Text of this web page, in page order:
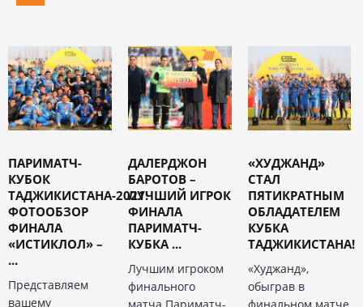
ПАРИМАТЧ-
КУБОК
ТАДЖИКИСТАНА-2021:
ФОТООБЗОР
ФИНАЛА
«ИСТИКЛОЛ» –
...
Представляем
вашему
ДАЛЕРДЖОН
БАРОТОВ –
ЛУЧШИЙ ИГРОК
ФИНАЛА
ПАРИМАТЧ-
КУБКА ...
Лучшим игроком
финального
«ХУДЖАНД»
СТАЛ
ПЯТИКРАТНЫМ
ОБЛАДАТЕЛЕМ
КУБКА
ТАДЖИКИСТАНА!
«Худжанд»,
обыграв в